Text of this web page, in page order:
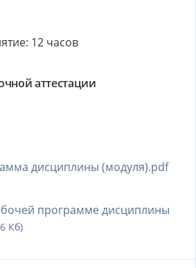
12 часов
аттестации
дисциплины (модуля).pdf
программе дисциплины
Кб)